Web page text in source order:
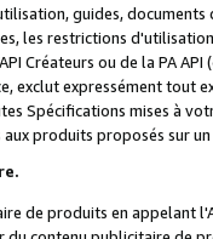
guides,
les restrictions
Créateurs ou de la PA
exclut expressément tout
Spécifications mises à
produits proposés sur
de produits en appelant